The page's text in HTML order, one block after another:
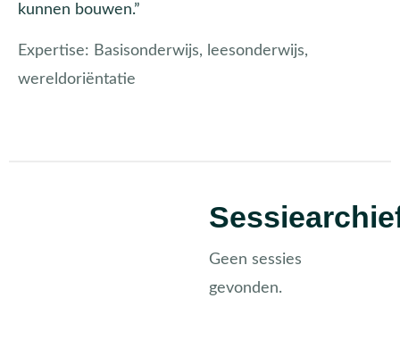
kunnen bouwen.”
Expertise: Basisonderwijs, leesonderwijs,
wereldoriëntatie
Geen sessies
gevonden.